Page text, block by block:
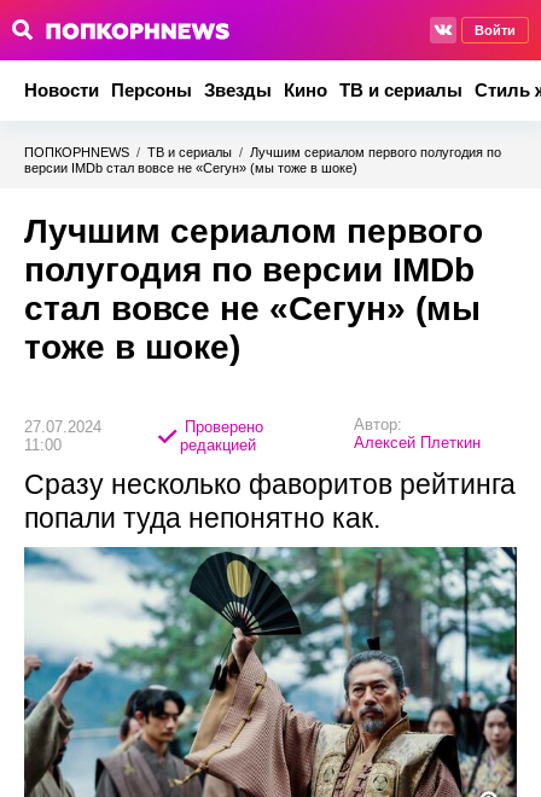
Войти
Новости Персоны Звезды Кино ТВ и сериалы Стиль
ПОПКОРНNEWS / ТВ и сериалы / Лучшим сериалом первого полугодия по
версии IMDb стал вовсе не «Сегун» (мы тоже в шоке)
Лучшим сериалом первого
полугодия по версии IMDb
стал вовсе не «Сегун» (мы
тоже в шоке)
27.07.2024
11:00
Проверено
редакцией
Автор:
Алексей Плеткин
Сразу несколько фаворитов рейтинга
попали туда непонятно как.